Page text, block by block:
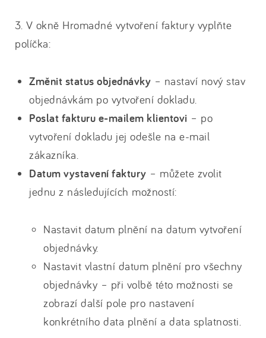
3. V okně Hromadné vytvoření faktury vyplňte
políčka:
Změnit status objednávky – nastaví nový stav
objednávkám po vytvoření dokladu.
Poslat fakturu e-mailem klientovi – po
vytvoření dokladu jej odešle na e-mail
zákazníka.
Datum vystavení faktury – můžete zvolit
jednu z následujících možností:
Nastavit datum plnění na datum vytvoření
objednávky.
Nastavit vlastní datum plnění pro všechny
objednávky – při volbě této možnosti se
zobrazí další pole pro nastavení
konkrétního data plnění a data splatnosti.